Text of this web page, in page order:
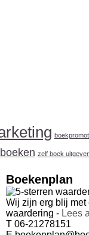
zelf boek
Boekenplan
Wij zijn erg blij met
waardering - Lees
T 06-21278151